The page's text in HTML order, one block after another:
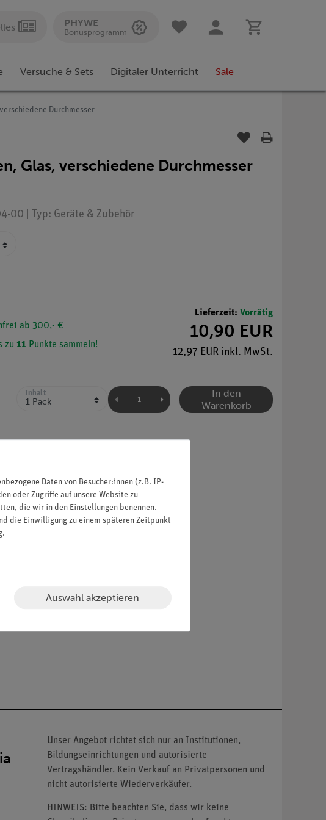
PHYWE
Bonusprogramm
Versuche & Sets Digitaler Unterricht Sale
Durchmesser
Glas, verschiedene Durchmesser
00 | Typ: Geräte & Zubehör
ab 300,- €
zu 11 Punkte sammeln!
Lieferzeit: Vorrätig
10,90 EUR
12,97 EUR inkl. MwSt.
Inhalt
In den
Warenkorb
Unser Angebot richtet sich nur an Institutionen,
Bildungseinrichtungen und autorisierte
Vertragshändler. Kein Verkauf an Privatpersonen und
nicht autorisierte Wiederverkäufer.
HINWEIS: Bitte beachten Sie, dass wir keine
Daten von Besucher:innen (z.B. IP-
oder Zugriffe auf unsere Website zu
die wir in den Einstellungen benennen.
die Einwilligung zu einem späteren Zeitpunkt
.
Auswahl akzeptieren